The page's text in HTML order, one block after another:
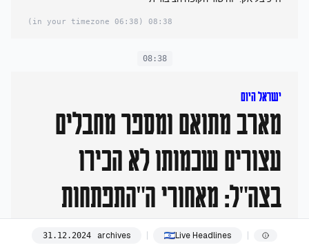
08:38
(06:38 in your timezone)
08:38
ישראל היום
מארב מתואם ומספר מחבלים
עצורים שכמותו לא הכירו
בצה"ל: מאחורי ה"התפתחות
החריגה" בג'באליה
31. 12.2024 archives Live Headlines